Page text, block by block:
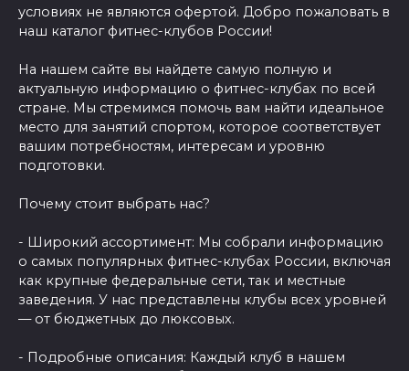
условиях не являются офертой. Добро пожаловать в
наш каталог фитнес-клубов России!
На нашем сайте вы найдете самую полную и
актуальную информацию о фитнес-клубах по всей
стране. Мы стремимся помочь вам найти идеальное
место для занятий спортом, которое соответствует
вашим потребностям, интересам и уровню
подготовки.
Почему стоит выбрать нас?
- Широкий ассортимент: Мы собрали информацию
о самых популярных фитнес-клубах России, включая
как крупные федеральные сети, так и местные
заведения. У нас представлены клубы всех уровней
— от бюджетных до люксовых.
- Подробные описания: Каждый клуб в нашем